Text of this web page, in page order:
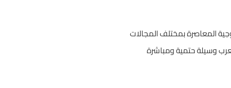
المعاصرة بمختلف المجالات
وسيلة حتمية ومباشرة